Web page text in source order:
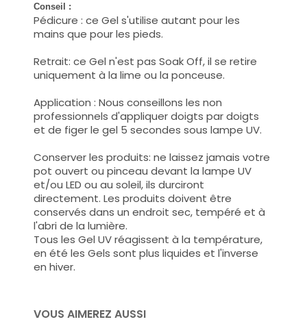
Conseil :
Pédicure : ce Gel s'utilise autant pour les
mains que pour les pieds.
Retrait: ce Gel n'est pas Soak Off, il se retire
uniquement à la lime ou la ponceuse.
Application : Nous conseillons les non
professionnels d'appliquer doigts par doigts
et de figer le gel 5 secondes sous lampe UV.
Conserver les produits: ne laissez jamais votre
pot ouvert ou pinceau devant la lampe UV
et/ou LED ou au soleil, ils durciront
directement. Les produits doivent être
conservés dans un endroit sec, tempéré et à
l'abri de la lumière.
Tous les Gel UV réagissent à la température,
en été les Gels sont plus liquides et l'inverse
en hiver.
VOUS AIMEREZ AUSSI